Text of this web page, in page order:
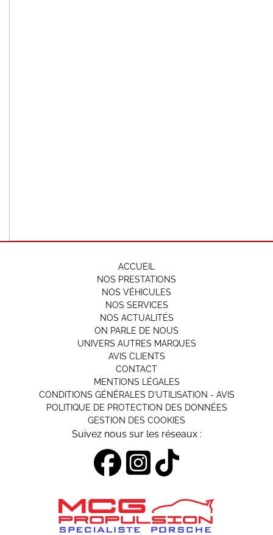
ACCUEIL
NOS PRESTATIONS
NOS VÉHICULES
NOS SERVICES
NOS ACTUALITÉS
ON PARLE DE NOUS
UNIVERS AUTRES MARQUES
AVIS CLIENTS
CONTACT
MENTIONS LÉGALES
CONDITIONS GÉNÉRALES D'UTILISATION - AVIS
POLITIQUE DE PROTECTION DES DONNÉES
GESTION DES COOKIES
Suivez nous sur les réseaux :